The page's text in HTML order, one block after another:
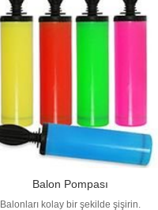
Balon Pompası
Balonları kolay bir şekilde şişirin.